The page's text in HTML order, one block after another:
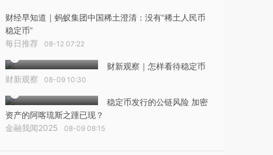
财经早知道｜蚂蚁集团中国稀土澄清：没有“稀土人民币
稳定币”
每日推荐 08-12 07:22
财新观察｜怎样看待稳定币
财新观察 08-09 10:30
稳定币发行的公链风险 加密
资产的阿喀琉斯之踵已现？
金融我闻2025 08-09 08:15